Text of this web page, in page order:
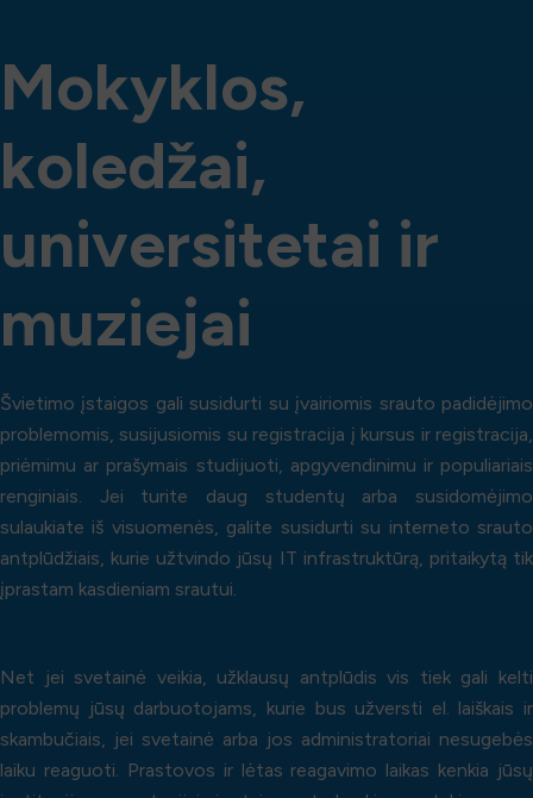
Mokyklos,
koledžai,
universitetai ir
muziejai
Švietimo įstaigos gali susidurti su įvairiomis srauto padidėjimo
problemomis, susijusiomis su registracija į kursus ir registracija,
priėmimu ar prašymais studijuoti, apgyvendinimu ir populiariais
renginiais. Jei turite daug studentų arba susidomėjimo
sulaukiate iš visuomenės, galite susidurti su interneto srauto
antplūdžiais, kurie užtvindo jūsų IT infrastruktūrą, pritaikytą tik
įprastam kasdieniam srautui.
Net jei svetainė veikia, užklausų antplūdis vis tiek gali kelti
problemų jūsų darbuotojams, kurie bus užversti el. laiškais ir
skambučiais, jei svetainė arba jos administratoriai nesugebės
laiku reaguoti. Prastovos ir lėtas reagavimo laikas kenkia jūsų